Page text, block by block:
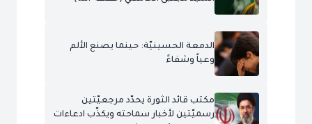
الدمعة الحسينيّة: حينما يصنع الألم
وعياً وشفاءً
مكتب قائد الثورة يحدّد مرجعيّتين
رسميّتين لأخبار سماحته ويكذّب ادعاءات